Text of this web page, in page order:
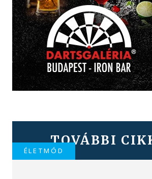
TOVÁBBI
ÉLETMÓD